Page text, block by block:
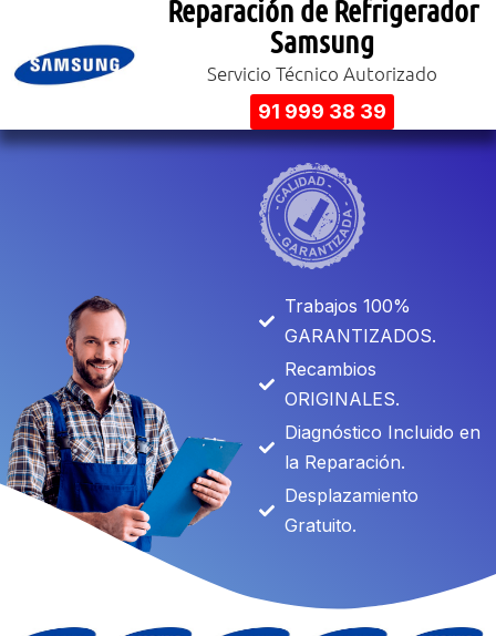
Reparación de Refrigerador
Samsung
Servicio Técnico Autorizado
91 999 38 39
Trabajos 100%
GARANTIZADOS.
Recambios
ORIGINALES.
Diagnóstico Incluido en
la Reparación.
Desplazamiento
Gratuito.